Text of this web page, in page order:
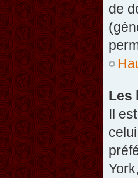
de
Les
Il